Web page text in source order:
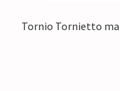
Tornio Tornietto